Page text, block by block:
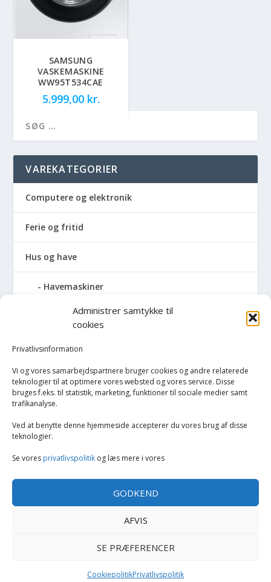
Administrer samtykke til
cookies
Privatlivsinformation
Vi og vores samarbejdspartnere bruger cookies og andre relaterede
teknologier til at optimere vores websted og vores service. Disse
bruges f.eks. til statistik, marketing, funktioner til sociale medier samt
trafikanalyse.
Ved at benytte denne hjemmeside accepterer du vores brug af disse
teknologier.
Se vores privatlivspolitik og læs mere i vores
GODKEND
AFVIS
SE PRÆFERENCER
CookiepolitikPrivatlivspolitik
SAMSUNG
VASKEMASKINE
WW95T534CAE
5.999,00 kr.
VAREKATEGORIER
Computere og elektronik
Ferie og fritid
Hus og have
Havemaskiner
Hvidevarer
Køkken
Opvarmning
Rengøring
Støvsugere
Tilbehør til støvsugere og rengøring
Copyright GearExperten.dk -Cookie politik